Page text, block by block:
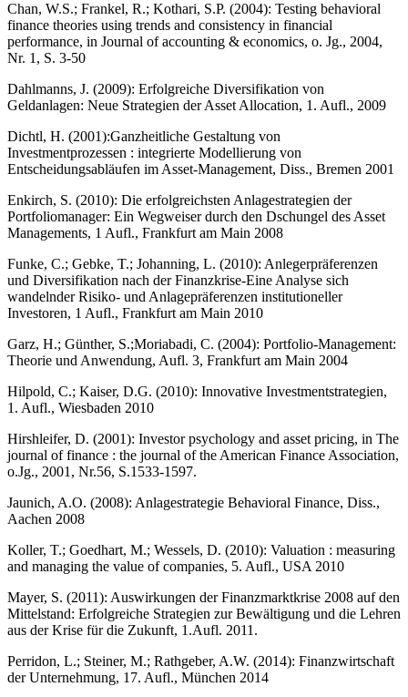
Chan, W.S.; Frankel, R.; Kothari, S.P. (2004): Testing behavioral
finance theories using trends and consistency in financial
performance, in Journal of accounting & economics, o. Jg., 2004,
Nr. 1, S. 3-50
Dahlmanns, J. (2009): Erfolgreiche Diversifikation von
Geldanlagen: Neue Strategien der Asset Allocation, 1. Aufl., 2009
Dichtl, H. (2001):Ganzheitliche Gestaltung von
Investmentprozessen : integrierte Modellierung von
Entscheidungsabläufen im Asset-Management, Diss., Bremen 2001
Enkirch, S. (2010): Die erfolgreichsten Anlagestrategien der
Portfoliomanager: Ein Wegweiser durch den Dschungel des Asset
Managements, 1 Aufl., Frankfurt am Main 2008
Funke, C.; Gebke, T.; Johanning, L. (2010): Anlegerpräferenzen
und Diversifikation nach der Finanzkrise-Eine Analyse sich
wandelnder Risiko- und Anlagepräferenzen institutioneller
Investoren, 1 Aufl., Frankfurt am Main 2010
Garz, H.; Günther, S.;Moriabadi, C. (2004): Portfolio-Management:
Theorie und Anwendung, Aufl. 3, Frankfurt am Main 2004
Hilpold, C.; Kaiser, D.G. (2010): Innovative Investmentstrategien,
1. Aufl., Wiesbaden 2010
Hirshleifer, D. (2001): Investor psychology and asset pricing, in The
journal of finance : the journal of the American Finance Association,
o.Jg., 2001, Nr.56, S.1533-1597.
Jaunich, A.O. (2008): Anlagestrategie Behavioral Finance, Diss.,
Aachen 2008
Koller, T.; Goedhart, M.; Wessels, D. (2010): Valuation : measuring
and managing the value of companies, 5. Aufl., USA 2010
Mayer, S. (2011): Auswirkungen der Finanzmarktkrise 2008 auf den
Mittelstand: Erfolgreiche Strategien zur Bewältigung und die Lehren
aus der Krise für die Zukunft, 1.Aufl. 2011.
Perridon, L.; Steiner, M.; Rathgeber, A.W. (2014): Finanzwirtschaft
der Unternehmung, 17. Aufl., München 2014